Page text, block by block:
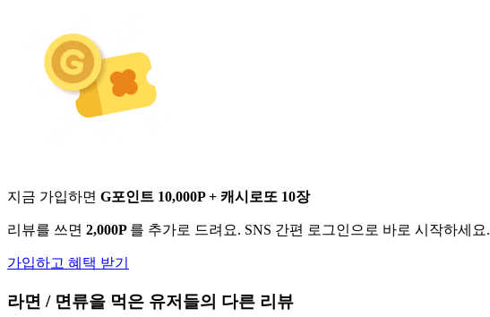
지금 가입하면 G포인트 10,000P + 캐시로또 10장
리뷰를 쓰면 2,000P 를 추가로 드려요. SNS 간편 로그인으로 바로 시작하세요.
가입하고 혜택 받기
라면 / 면류을 먹은 유저들의 다른 리뷰